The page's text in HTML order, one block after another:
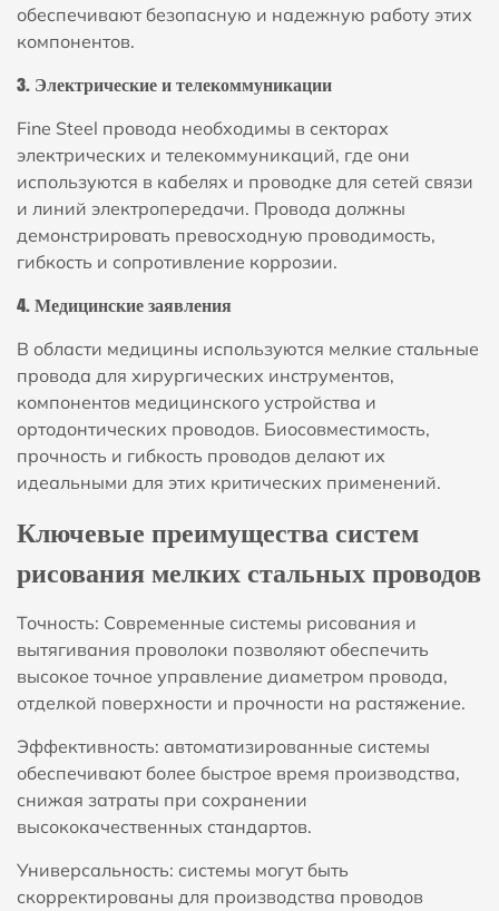
обеспечивают безопасную и надежную работу этих
компонентов.
3. Электрические и телекоммуникации
Fine Steel провода необходимы в секторах
электрических и телекоммуникаций, где они
используются в кабелях и проводке для сетей связи
и линий электропередачи. Провода должны
демонстрировать превосходную проводимость,
гибкость и сопротивление коррозии.
4. Медицинские заявления
В области медицины используются мелкие стальные
провода для хирургических инструментов,
компонентов медицинского устройства и
ортодонтических проводов. Биосовместимость,
прочность и гибкость проводов делают их
идеальными для этих критических применений.
Ключевые преимущества систем
рисования мелких стальных проводов
Точность: Современные системы рисования и
вытягивания проволоки позволяют обеспечить
высокое точное управление диаметром провода,
отделкой поверхности и прочности на растяжение.
Эффективность: автоматизированные системы
обеспечивают более быстрое время производства,
снижая затраты при сохранении
высококачественных стандартов.
Универсальность: системы могут быть
скорректированы для производства проводов